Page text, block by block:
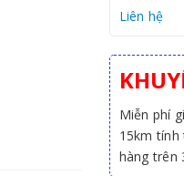
Liên hệ
Miễn phí
15km
hàng trên